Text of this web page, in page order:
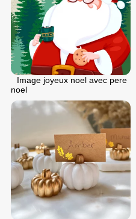
Image joyeux noel avec pere
noel